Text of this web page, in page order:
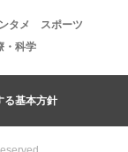
タメ
スポーツ
・科学
る基本方針